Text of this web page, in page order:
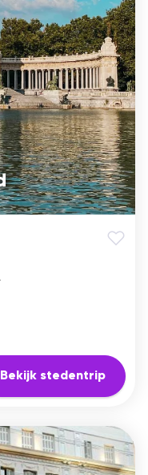
Bekijk stedentrip